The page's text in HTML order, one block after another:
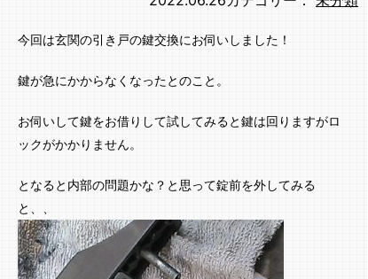
今回は玄関の引き戸の鍵交換にお伺いしました！
鍵が急にかからなくなったとのこと。
お伺いして鍵をお借りして試してみると鍵は回りますがロ
ックがかかりません。
となると内部の問題かな？と思って錠前を外してみる
と、、